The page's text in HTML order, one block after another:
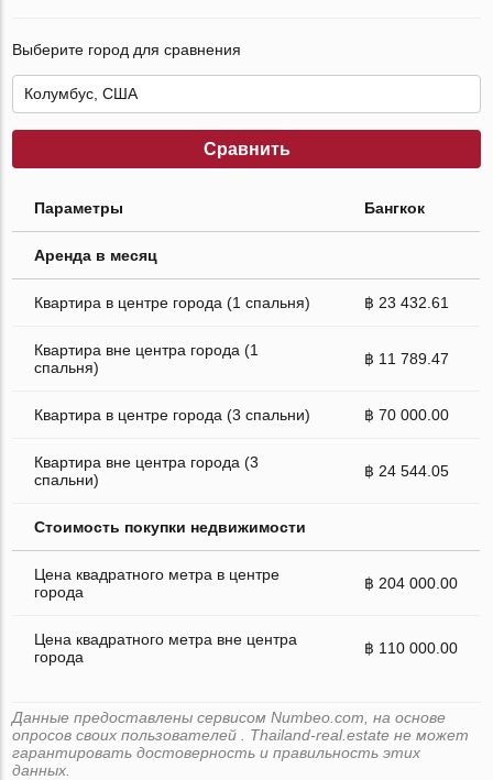
Выберите город для сравнения
Сравнить
Параметры Бангкок
Аренда в месяц
Квартира в центре города (1 спальня) ฿ 23 432.61
Квартира вне центра города (1
спальня)
฿ 11 789.47
Квартира в центре города (3 спальни) ฿ 70 000.00
Квартира вне центра города (3
спальни)
฿ 24 544.05
Стоимость покупки недвижимости
Цена квадратного метра в центре
города
฿ 204 000.00
Цена квадратного метра вне центра
города
฿ 110 000.00
Данные предоставлены сервисом Numbeo.com, на основе
опросов своих пользователей . Thailand-real.estate не может
гарантировать достоверность и правильность этих
данных.